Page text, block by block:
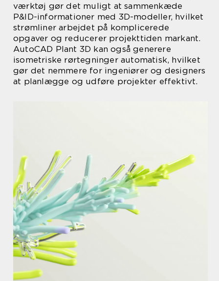
værktøj gør det muligt at sammenkæde
P&ID-informationer med 3D-modeller, hvilket
strømliner arbejdet på komplicerede
opgaver og reducerer projekttiden markant.
AutoCAD Plant 3D kan også generere
isometriske rørtegninger automatisk, hvilket
gør det nemmere for ingeniører og designers
at planlægge og udføre projekter effektivt.